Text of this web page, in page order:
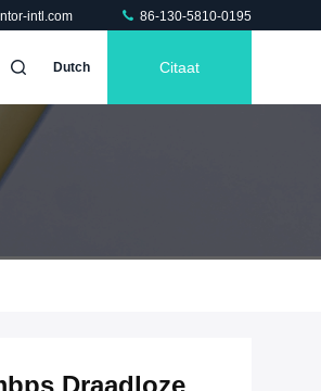
intl.com 86-130-5810-0195
Dutch Citaat
Draadloze